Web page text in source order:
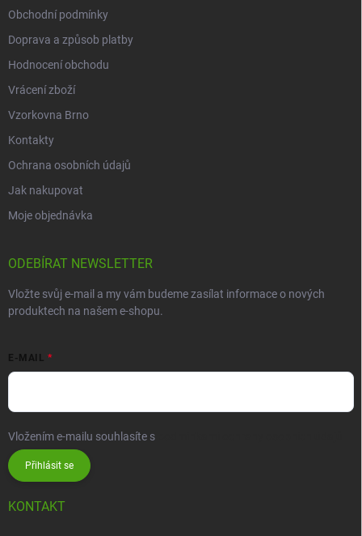
Obchodní podmínky
Doprava a způsob platby
Hodnocení obchodu
Vrácení zboží
Vzorkovna Brno
Kontakty
Ochrana osobních údajů
Jak nakupovat
Moje objednávka
ODEBÍRAT NEWSLETTER
Vložte svůj e-mail a my vám budeme zasílat informace o nových
produktech na našem e-shopu.
E-MAIL
Vložením e-mailu souhlasíte s
Přihlásit se
KONTAKT